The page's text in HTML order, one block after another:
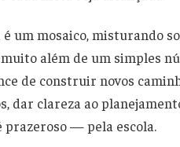
é um mosaico, misturando
além de um simples
de construir novos
dar clareza ao
— pela escola.